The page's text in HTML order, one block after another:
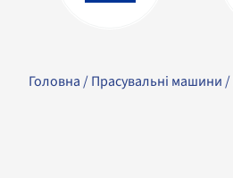
Головна/Прасувальні машини/